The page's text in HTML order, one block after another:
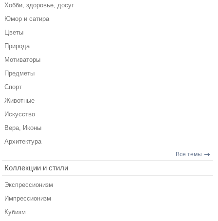
Хобби, здоровье, досуг
Юмор и сатира
Цветы
Природа
Мотиваторы
Предметы
Спорт
Животные
Искусство
Вера, Иконы
Архитектура
Все темы
Коллекции и стили
Экспрессионизм
Импрессионизм
Кубизм